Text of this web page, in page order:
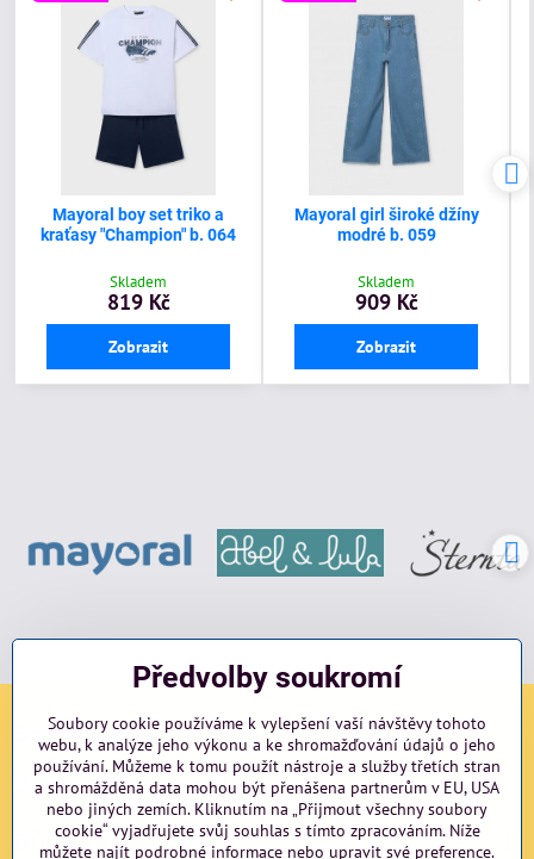
Mayoral boy set triko a
kraťasy "Champion" b. 064
Skladem
819 Kč
Zobrazit
Mayoral girl široké džíny
modré b. 059
Skladem
909 Kč
Zobrazit
Sociální sítě
Facebook Instagram blog
Důležité odkazy
Předvolby soukromí
Soubory cookie používáme k vylepšení vaší návštěvy tohoto
webu, k analýze jeho výkonu a ke shromažďování údajů o jeho
používání. Můžeme k tomu použít nástroje a služby třetích stran
a shromážděná data mohou být přenášena partnerům v EU, USA
nebo jiných zemích. Kliknutím na „Přijmout všechny soubory
cookie“ vyjadřujete svůj souhlas s tímto zpracováním. Níže
můžete najít podrobné informace nebo upravit své preference.